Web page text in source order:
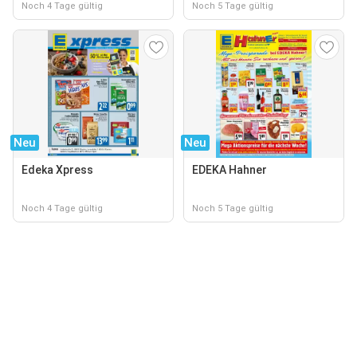
Noch 4 Tage gültig Noch 5 Tage gültig
Neu
Edeka Xpress
Noch 4 Tage gültig
Neu
EDEKA Hahner
Noch 5 Tage gültig